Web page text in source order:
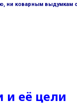
ни коварным
и её цели